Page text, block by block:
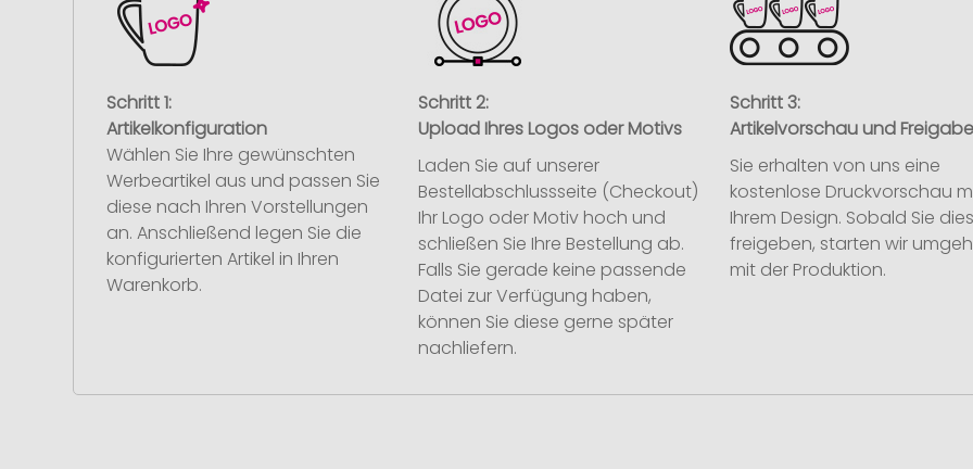
Schritt 1:
Artikelkonfiguration
Wählen Sie Ihre gewünschten
Werbeartikel aus und passen Sie
diese nach Ihren Vorstellungen
an. Anschließend legen Sie die
konfigurierten Artikel in Ihren
Warenkorb.
Schritt 2:
Upload Ihres Logos oder Motivs
Laden Sie auf unserer
Bestellabschlussseite (Checkout)
Ihr Logo oder Motiv hoch und
schließen Sie Ihre Bestellung ab.
Falls Sie gerade keine passende
Datei zur Verfügung haben,
können Sie diese gerne später
nachliefern.
Schritt 3:
Artikelvorschau und Freigabe
Sie erhalten von uns eine
kostenlose Druckvorschau
Ihrem Design. Sobald Sie
freigeben, starten wir
mit der Produktion.